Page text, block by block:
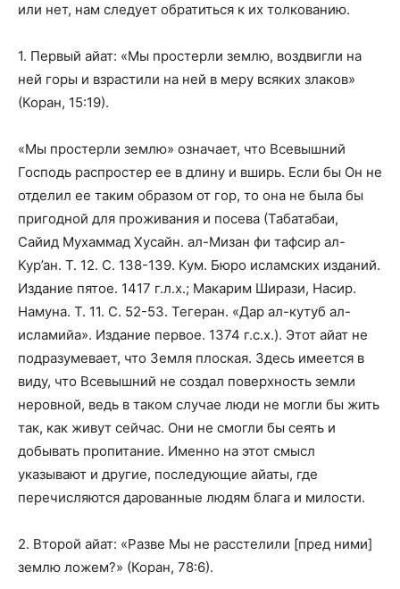
или нет, нам следует обратиться к их толкованию.
1. Первый айат: «Мы простерли землю, воздвигли на
ней горы и взрастили на ней в меру всяких злаков»
(Коран, 15:19).
«Мы простерли землю» означает, что Всевышний
Господь распростер ее в длину и вширь. Если бы Он не
отделил ее таким образом от гор, то она не была бы
пригодной для проживания и посева (Табатабаи,
Сайид Мухаммад Хусайн. ал-Мизан фи тафсир ал-
Кур’ан. Т. 12. С. 138-139. Кум. Бюро исламских изданий.
Издание пятое. 1417 г.л.х.; Макарим Ширази, Насир.
Намуна. Т. 11. С. 52-53. Тегеран. «Дар ал-кутуб ал-
исламийа». Издание первое. 1374 г.с.х.). Этот айат не
подразумевает, что Земля плоская. Здесь имеется в
виду, что Всевышний не создал поверхность земли
неровной, ведь в таком случае люди не могли бы жить
так, как живут сейчас. Они не смогли бы сеять и
добывать пропитание. Именно на этот смысл
указывают и другие, последующие айаты, где
перечисляются дарованные людям блага и милости.
2. Второй айат: «Разве Мы не расстелили [пред ними]
землю ложем?» (Коран, 78:6).